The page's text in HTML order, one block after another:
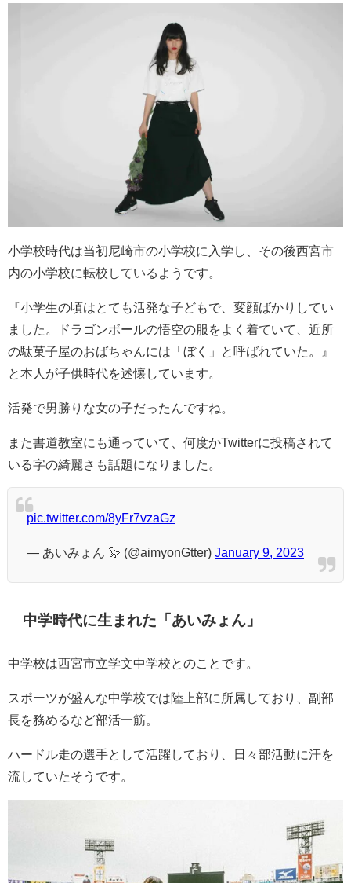
小学校時代は当初尼崎市の小学校に入学し、その後西宮市
内の小学校に転校しているようです。
『小学生の頃はとても活発な子どもで、変顔ばかりしてい
ました。ドラゴンボールの悟空の服をよく着ていて、近所
の駄菓子屋のおばちゃんには「 ぼく
」と呼ばれていた。』
と本人が子供時代を述懐しています。
活発で男勝りな女の子だったんですね。
また書道教室にも通っていて、何度かTwitterに投稿されて
いる字の綺麗さも話題になりました。
pic.twitter.com/8yFr7vzaGz
— あいみょん 🦭 (@aimyonGtter) January 9, 2023
中学時代に生まれた「あいみょん」
中学校は西宮市立学文中学校とのことです。
スポーツが盛んな中学校では陸上部に所属しており、副部
長を務めるなど部活一筋。
ハードル走の選手として活躍しており、日々部活動に汗を
流していたそうです。